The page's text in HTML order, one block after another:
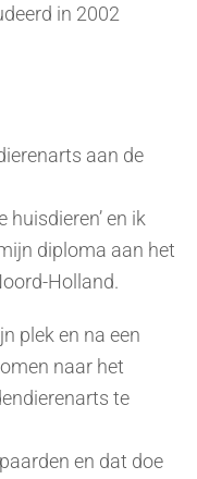
in 2002
aan de
en ik
diploma aan het
Holland.
plek en na een
naar het
te
en dat doe